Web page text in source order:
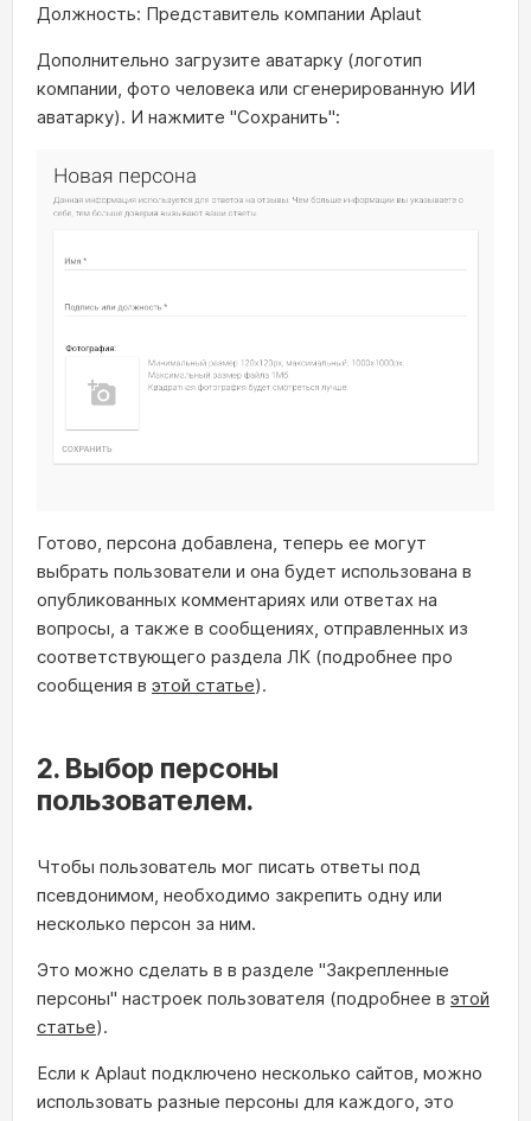
Должность: Представитель компании Aplaut
Дополнительно загрузите аватарку (логотип
компании, фото человека или сгенерированную ИИ
аватарку). И нажмите "Сохранить":
Готово, персона добавлена, теперь ее могут
выбрать пользователи и она будет использована в
опубликованных комментариях или ответах на
вопросы, а также в сообщениях, отправленных из
соответствующего раздела ЛК (подробнее про
сообщения в этой статье).
2. Выбор персоны
пользователем.
Чтобы пользователь мог писать ответы под
псевдонимом, необходимо закрепить одну или
несколько персон за ним.
Это можно сделать в в разделе "Закрепленные
персоны" настроек пользователя (подробнее в этой
статье).
Если к Aplaut подключено несколько сайтов, можно
использовать разные персоны для каждого, это